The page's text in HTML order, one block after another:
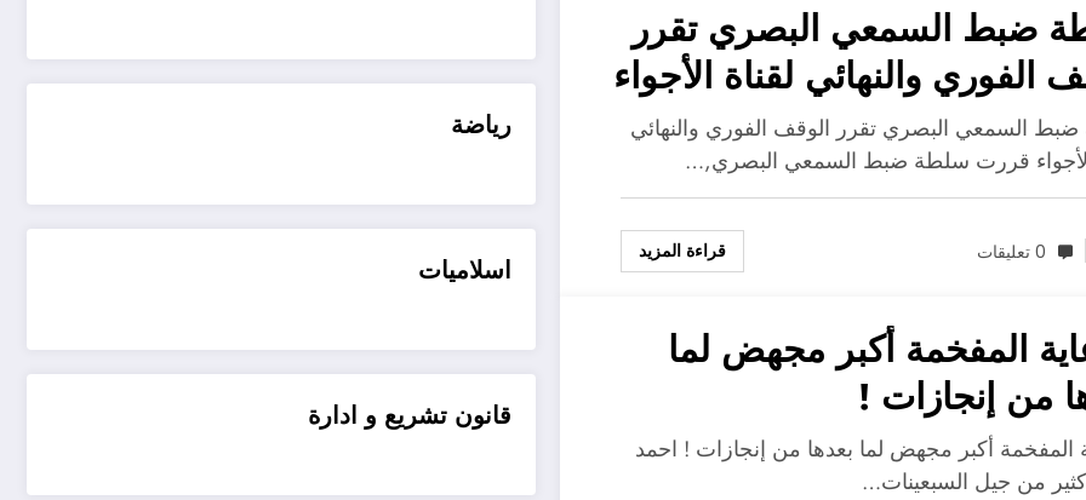
ضبط السمعي البصري تقرر
الفوري والنهائي لقناة الأجواء
السمعي البصري تقرر الوقف الفوري والنهائي
الأجواء قررت سلطة ضبط السمعي البصري,…
0 تعليقات قراءة المزيد
المفخمة أكبر مجهض لما
من إنجازات !
المفخمة أكبر مجهض لما بعدها من إنجازات ! احمد
من جيل السبعينات…
رياضة
اسلاميات
قانون تشريع و ادارة